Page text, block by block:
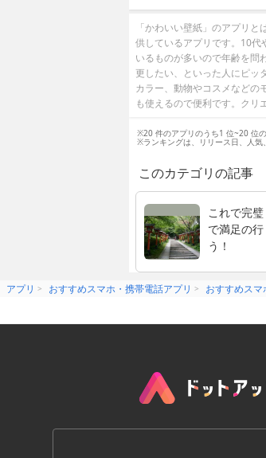
「かわいい壁紙」のアプリ
供しているアプリです。10代
いるものが多いので年齢を問
更したい、といった人にピッ
カラー、動物やコスメなどの
も使えるので便利です。クリ
※20 件のアプリのうち1 位~20 位の
※ランキングは、リリース日、人気
このカテゴリの記事
これで完
で満足の
う！
アプリ おすすめスマホ・携帯電話アプリ おすすめスマ